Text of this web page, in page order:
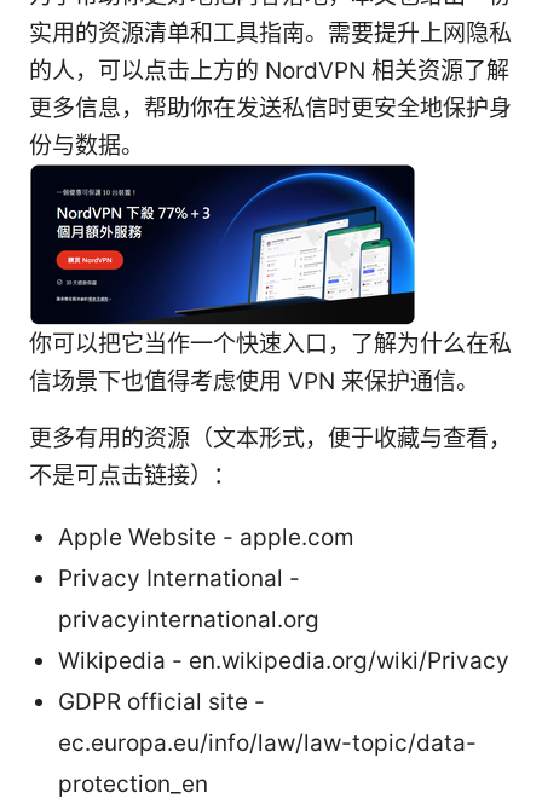
实用的资源清单和工具指南。需要提升上网隐私
的人，可以点击上方的 NordVPN 相关资源了解
更多信息，帮助你在发送私信时更安全地保护身
份与数据。
你可以把它当作一个快速入口，了解为什么在私
信场景下也值得考虑使用 VPN 来保护通信。
更多有用的资源（文本形式，便于收藏与查看，
不是可点击链接）：
Apple Website - apple.com
Privacy International -
privacyinternational.org
Wikipedia - en.wikipedia.org/wiki/Privacy
GDPR official site -
ec.europa.eu/info/law/law-topic/data-
protection_en